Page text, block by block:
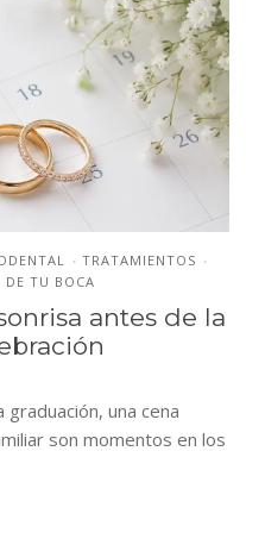
• TRATAMIENTOS •
DE TU BOCA
antes de la
graduación, una cena
son momentos en los